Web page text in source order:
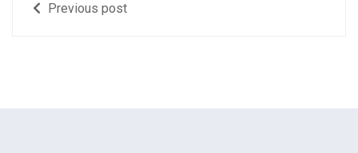
Previous post